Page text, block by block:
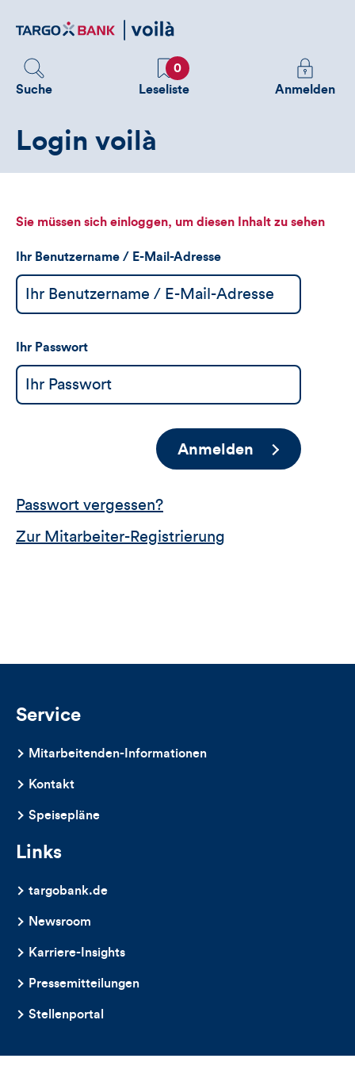
zum
Suche
Favoriten
0
Leseliste
Melden
Sie
sehen
Anmelden
Login voilà
Sie müssen sich einloggen, um diesen Inhalt zu sehen
Ihr Benutzername / E-Mail-Adresse
Ihr Passwort
Anmelden
Passwort vergessen?
Zur Mitarbeiter-Registrierung
Service
Mitarbeitenden-Informationen
Kontakt
Speisepläne
Links
targobank.de
Newsroom
Karriere-Insights
Pressemitteilungen
Stellenportal